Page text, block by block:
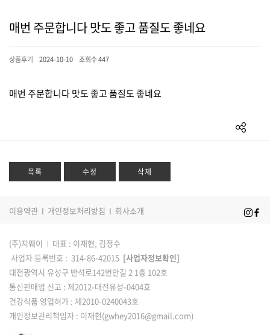
닭가슴살
헬스용품
커뮤니티
매번 주문합니다 맛도 좋고 품질도 좋네요
상품후기 2024-10-10 조회수 447
매번 주문합니다 맛도 좋고 품질도 좋네요
목록 수정 삭제
이용약관 I 개인정보처리방침 I 회사소개
(주)지웨이 I 대표 : 이재현, 김정수
사업자 등록번호 : 314-86-42015 [사업자정보확인]
대전광역시 유성구 반석로142번안길 2 1층 102호
통신판매업 신고 : 제2012-대전유성-0404호
건강식품 영업허가 : 제2010-0240043호
개인정보관리책임자 : 이재현(gwhey2016@gmail.com)